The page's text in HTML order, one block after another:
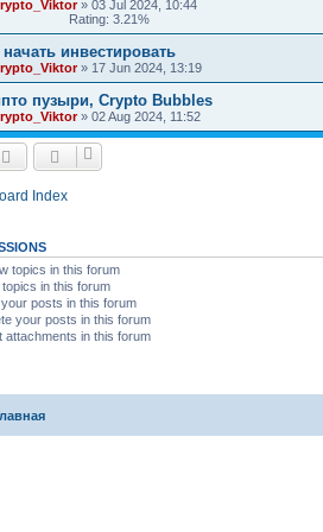
» 03 Jul 2024, 10:44
Rating: 3.21%
начать инвестировать
» 17 Jun 2024, 13:19
пузыри, Crypto Bubbles
» 02 Aug 2024, 11:52
Index
topics in this forum
in this forum
posts in this forum
your posts in this forum
attachments in this forum